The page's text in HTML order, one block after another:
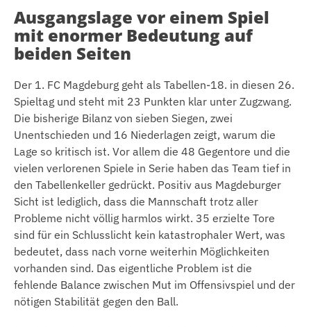
Ausgangslage vor einem Spiel
mit enormer Bedeutung auf
beiden Seiten
Der 1. FC Magdeburg geht als Tabellen-18. in diesen 26.
Spieltag und steht mit 23 Punkten klar unter Zugzwang.
Die bisherige Bilanz von sieben Siegen, zwei
Unentschieden und 16 Niederlagen zeigt, warum die
Lage so kritisch ist. Vor allem die 48 Gegentore und die
vielen verlorenen Spiele in Serie haben das Team tief in
den Tabellenkeller gedrückt. Positiv aus Magdeburger
Sicht ist lediglich, dass die Mannschaft trotz aller
Probleme nicht völlig harmlos wirkt. 35 erzielte Tore
sind für ein Schlusslicht kein katastrophaler Wert, was
bedeutet, dass nach vorne weiterhin Möglichkeiten
vorhanden sind. Das eigentliche Problem ist die
fehlende Balance zwischen Mut im Offensivspiel und der
nötigen Stabilität gegen den Ball.